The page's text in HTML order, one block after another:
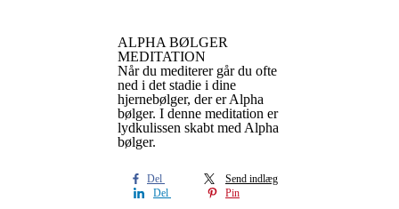
ALPHA BØLGER
MEDITATION
Når du mediterer går du ofte
ned i det stadie i dine
hjernebølger, der er Alpha
bølger. I denne meditation er
lydkulissen skabt med Alpha
bølger.
Del
Send indlæg
Del
Pin